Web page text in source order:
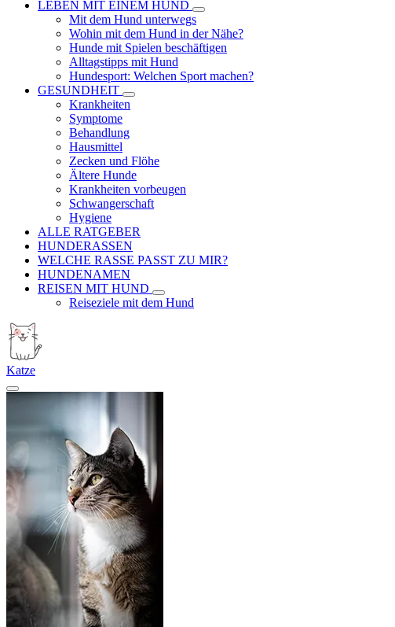
LEBEN MIT EINEM HUND
Mit dem Hund unterwegs
Wohin mit dem Hund in der Nähe?
Hunde mit Spielen beschäftigen
Alltagstipps mit Hund
Hundesport: Welchen Sport machen?
GESUNDHEIT
Krankheiten
Symptome
Behandlung
Hausmittel
Zecken und Flöhe
Ältere Hunde
Krankheiten vorbeugen
Schwangerschaft
Hygiene
ALLE RATGEBER
HUNDERASSEN
WELCHE RASSE PASST ZU MIR?
HUNDENAMEN
REISEN MIT HUND
Reiseziele mit dem Hund
Katze